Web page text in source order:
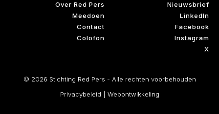
Over Red Pers
Meedoen
Contact
Colofon
Nieuwsbrief
LinkedIn
Facebook
Instagram
X
© 2026 Stichting Red Pers - Alle rechten voorbehouden
Privacybeleid
Webontwikkeling